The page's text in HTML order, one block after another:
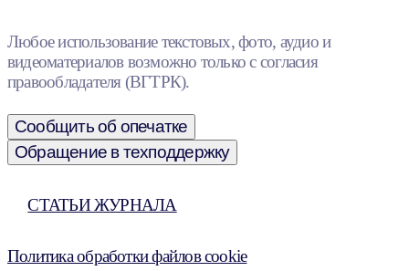
Любое использование текстовых, фото, аудио и
видеоматериалов возможно только с согласия
правообладателя (ВГТРК).
Сообщить об опечатке
Обращение в техподдержку
СТАТЬИ ЖУРНАЛА
Политика обработки файлов cookie